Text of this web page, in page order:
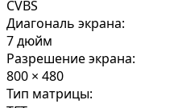
CVBS
Диагональ экрана:
7 дюйм
Разрешение экрана:
800 × 480
Тип матрицы: